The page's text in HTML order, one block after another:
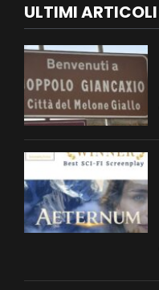
ULTIMI ARTICOLI